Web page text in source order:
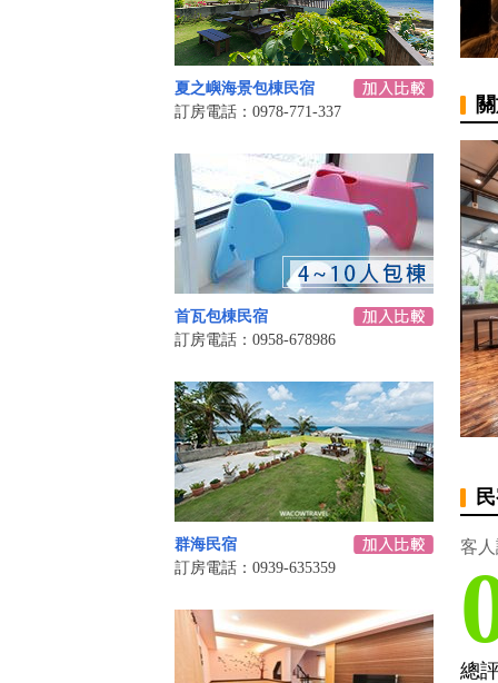
夏之嶼海景包棟民宿
訂房電話：0978-771-337
首瓦包棟民宿
訂房電話：0958-678986
群海民宿
訂房電話：0939-635359
客
總